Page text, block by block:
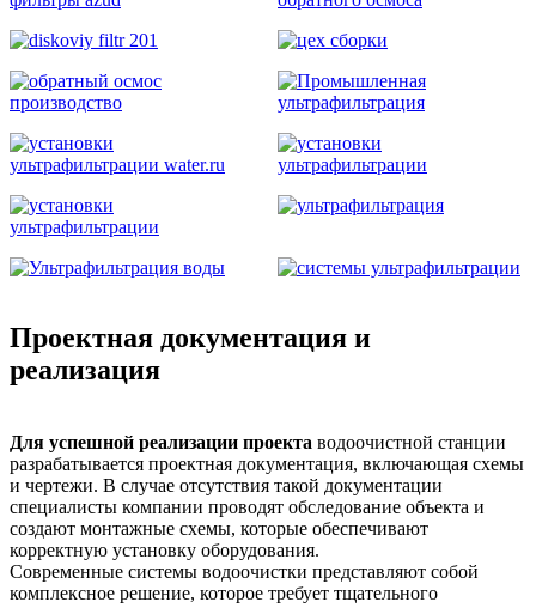
Проектная документация и
реализация
Для успешной реализации проекта водоочистной станции
разрабатывается проектная документация, включающая схемы
и чертежи. В случае отсутствия такой документации
специалисты компании проводят обследование объекта и
создают монтажные схемы, которые обеспечивают
корректную установку оборудования.
Современные системы водоочистки представляют собой
комплексное решение, которое требует тщательного